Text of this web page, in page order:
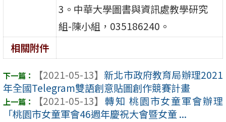
3。中華大學圖書與資訊處教學研究
組-陳小組，035186240。
相關附件
【2021-05-13】 新北市政府教育局辦理2021
年全國Telegram雙語創意貼圖創作競賽計畫
【2021-05-13】 轉知 桃園市女童軍會辦理
「桃園市女童軍會46週年慶祝大會暨女童 ...